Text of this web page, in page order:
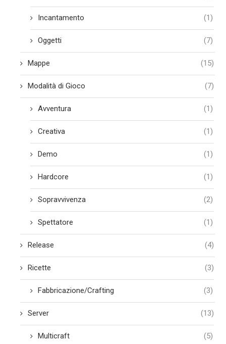
Incantamento (1)
Oggetti (7)
Mappe (15)
Modalità di Gioco (7)
Avventura (1)
Creativa (1)
Demo (1)
Hardcore (1)
Sopravvivenza (2)
Spettatore (1)
Release (4)
Ricette (3)
Fabbricazione/Crafting (3)
Server (13)
Multicraft (5)